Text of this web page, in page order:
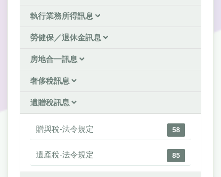
執行業務所得訊息
勞健保／退休金訊息
房地合一訊息
奢侈稅訊息
遺贈稅訊息
贈與稅-法令規定 58
遺產稅-法令規定 85